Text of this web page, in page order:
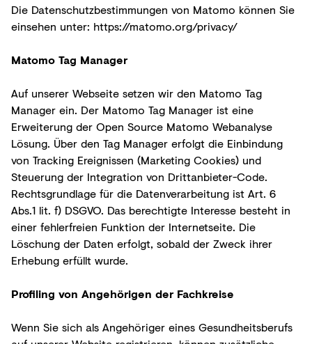
Die Datenschutzbestimmungen von Matomo können Sie
einsehen unter: https://matomo.org/privacy/
Matomo Tag Manager
Auf unserer Webseite setzen wir den Matomo Tag
Manager ein. Der Matomo Tag Manager ist eine
Erweiterung der Open Source Matomo Webanalyse
Lösung. Über den Tag Manager erfolgt die Einbindung
von Tracking Ereignissen (Marketing Cookies) und
Steuerung der Integration von Drittanbieter-Code.
Rechtsgrundlage für die Datenverarbeitung ist Art. 6
Abs.1 lit. f) DSGVO. Das berechtigte Interesse besteht in
einer fehlerfreien Funktion der Internetseite. Die
Löschung der Daten erfolgt, sobald der Zweck ihrer
Erhebung erfüllt wurde.
Profiling von Angehörigen der Fachkreise
Wenn Sie sich als Angehöriger eines Gesundheitsberufs